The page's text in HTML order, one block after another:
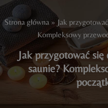
Strona główna » Jak
Kompleksowy
Jak przygotować
saunie?